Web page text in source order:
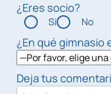
¿Eres socio?
Sí No
¿En qué
Deja tus